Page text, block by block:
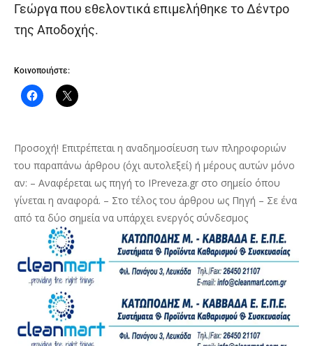
Γεώργα που εθελοντικά επιμελήθηκε το Δέντρο
της Αποδοχής.
Κοινοποιήστε:
Προσοχή! Επιτρέπεται η αναδημοσίευση των πληροφοριών
του παραπάνω άρθρου (όχι αυτολεξεί) ή μέρους αυτών μόνο
αν: – Αναφέρεται ως πηγή το IPreveza.gr στο σημείο όπου
γίνεται η αναφορά. – Στο τέλος του άρθρου ως Πηγή – Σε ένα
από τα δύο σημεία να υπάρχει ενεργός σύνδεσμος